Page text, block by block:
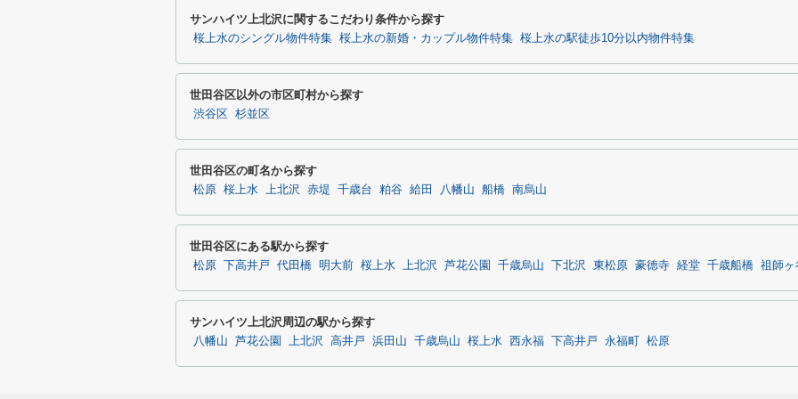
サンハイツ上北沢に関するこだわり条件から探す
桜上水のシングル物件特集 桜上水の新婚・カップル物件特集 桜上水の駅徒歩10分以内物件特集
世田谷区以外の市区町村から探す
渋谷区 杉並区
世田谷区の町名から探す
松原 桜上水 上北沢 赤堤 千歳台 粕谷 給田 八幡山 船橋 南烏山
世田谷区にある駅から探す
松原 下高井戸 代田橋 明大前 桜上水 上北沢 芦花公園 千歳烏山 下北沢 東松原 豪徳寺 経堂 千歳船橋 祖師ヶ
サンハイツ上北沢周辺の駅から探す
八幡山 芦花公園 上北沢 高井戸 浜田山 千歳烏山 桜上水 西永福 下高井戸 永福町 松原